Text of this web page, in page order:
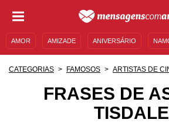
AMOR AMIZADE ANIVERSÁRIO
MENSAGENS DE
CATEGORIAS FAMOSOS ARTISTAS DE
FRASES DE
TISDALE